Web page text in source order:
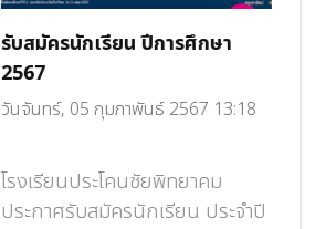
รับสมัครนักเรียน ปีการศึกษา
2567
วันจันทร์, 05 กุมภาพันธ์ 2567 13:18
โรงเรียนประโคนชัยพิทยาคม
ประกาศรับสมัครนักเรียน ประจำปี